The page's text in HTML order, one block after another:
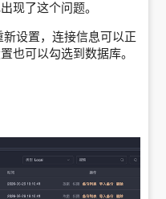
现了这个问题。
设置，连接信息可以正
也可以勾选到数据库。